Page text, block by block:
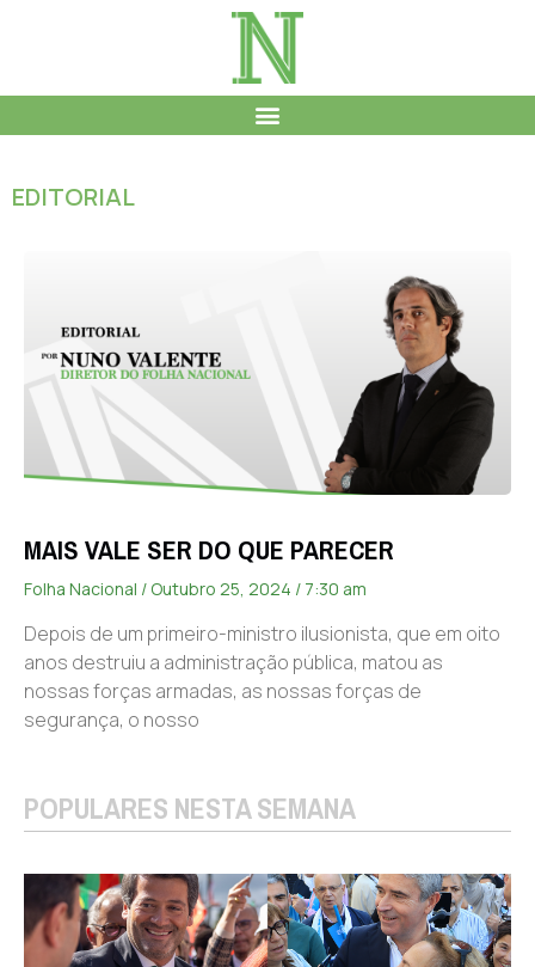
EDITORIAL
MAIS VALE SER DO QUE PARECER
Folha Nacional Outubro 25, 2024 7:30 am
Depois de um primeiro-ministro ilusionista, que em oito
anos destruiu a administração pública, matou as
nossas forças armadas, as nossas forças de
segurança, o nosso
POPULARES NESTA SEMANA